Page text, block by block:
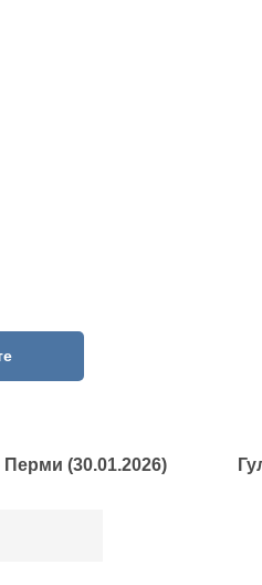
Перми (30.01.2026)